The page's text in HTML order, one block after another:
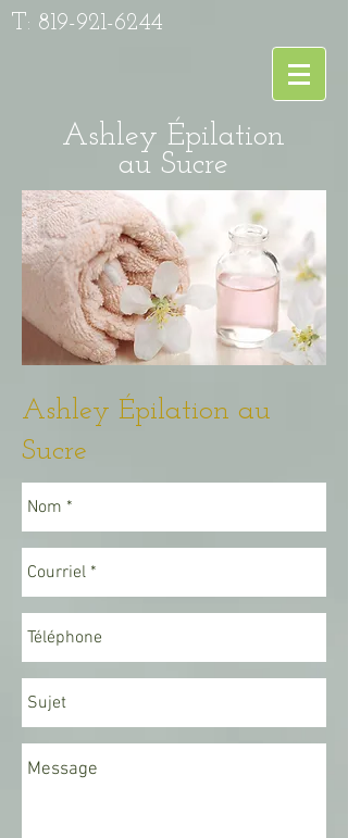
T: 819-921-6244
Ashley Épilation
au Sucre
Ashley Épilation au
Sucre